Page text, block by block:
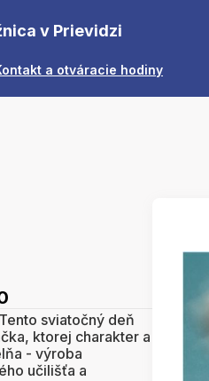
v Prievidzi
a otváracie hodiny
sviatočný deň
ktorej charakter a
- výroba
učilišťa a